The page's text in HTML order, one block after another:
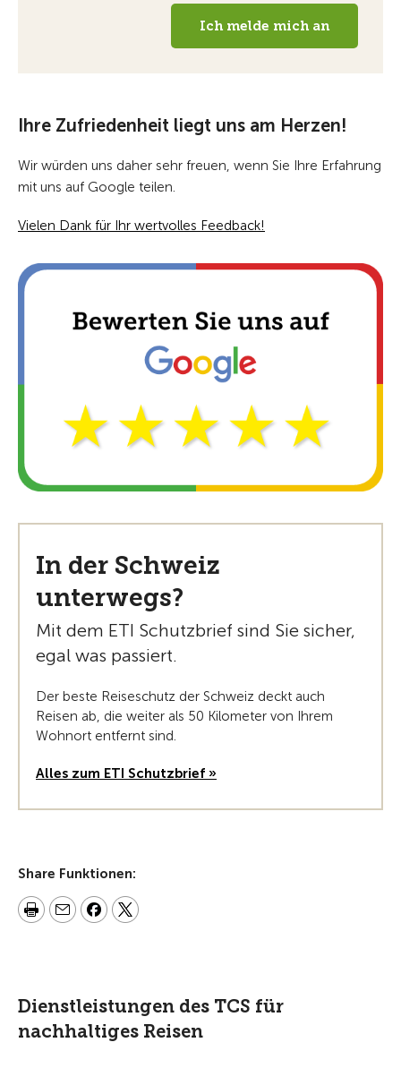
Ihre Zufriedenheit liegt uns am Herzen!
Wir würden uns daher sehr freuen, wenn Sie Ihre Erfahrung
mit uns auf Google teilen.
Vielen Dank für Ihr wertvolles Feedback!
In der Schweiz
unterwegs?
Mit dem ETI Schutzbrief sind Sie sicher,
egal was passiert.
Der beste Reiseschutz der Schweiz deckt auch
Reisen ab, die weiter als 50 Kilometer von Ihrem
Wohnort entfernt sind.
Alles zum ETI Schutzbrief »
Share Funktionen:
Dienstleistungen des TCS für
nachhaltiges Reisen